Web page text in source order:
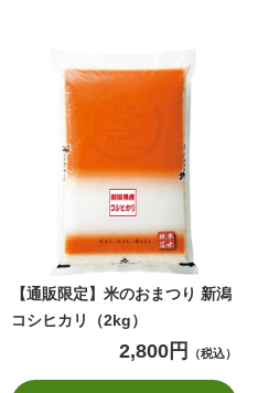
【通販限定】米のおまつり 新潟
コシヒカリ（2kg）
2,800円 （税込）